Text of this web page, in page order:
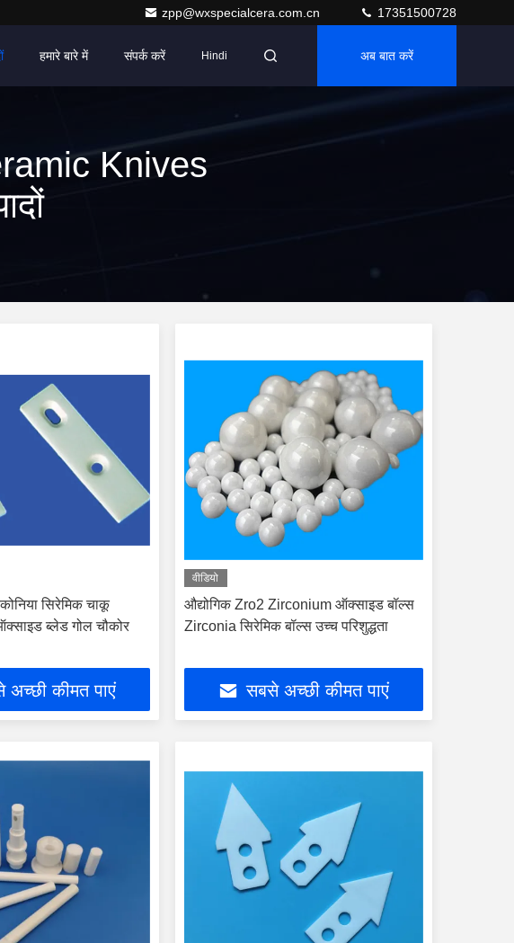
zpp@wxspecialcera.com.cn 17351500728
हमारे बारे में संपर्क करें Hindi अब बात करें
Knives
सिरेमिक चाकू
ब्लेड गोल चौकोर
अच्छी कीमत पाएं
वीडियो
औद्योगिक Zro2 Zirconium ऑक्साइड बॉल्स
Zirconia सिरेमिक बॉल्स उच्च परिशुद्धता
सबसे अच्छी कीमत पाएं